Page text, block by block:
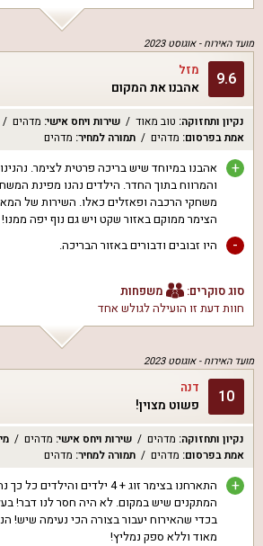
מועד האירוח -אוגוסט 2023
9.6 מזל
אהבנו את המקום
נקיון ותחזוקה: טוב מאוד שירות ויחס אישי: מדהים
אמת בפרסום: מדהים תמורה למחיר: מדהים
+
אהבנו במיוחד שיש בריכה פרטית לצימר.
והמרווח בתוך החדר. הילדים נהנו מפינת
משחקי הרכבה ופאזלים כאלו. השירות של
הצימר ממוקם באזור שקט ויש גם נוף יפה ממנו!
- היו זבובים ודבורים באזור הבריכה.
סוג סוקרים:
משפחות
חוות דעת זו הועילה לגולש אחד
מועד האירוח -אוגוסט 2023
10 דנה
פשוט מצוין!
נקיון ותחזוקה: מדהים שירות ויחס אישי: מדהים
אמת בפרסום: מדהים תמורה למחיר: מדהים
+
התארחנו בצימר זוג + 4 ילדים
המתקנים שיש במקום. לא היה חסר לנו דבר!
בכדי שהאירוח יעבור בצורה הכי נעימה שיש!
מאוד וללא ספק נמליץ!